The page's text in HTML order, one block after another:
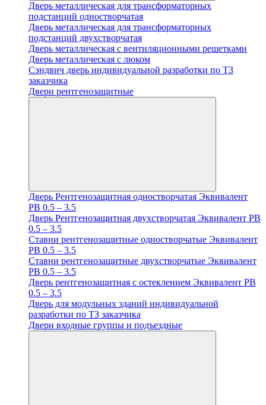
Дверь металлическая для трансформаторных
подстанций одностворчатая
Дверь металлическая для трансформаторных
подстанций двухстворчатая
Дверь металлическая с вентиляционными решетками
Дверь металлическая с люком
Cэндвич дверь индивидуальной разработки по ТЗ
заказчика
Двери рентгенозащитные
Дверь Рентгенозащитная одностворчатая Эквивалент
PB 0.5 – 3.5
Дверь Рентгенозащитная двухстворчатая Эквивалент PB
0.5 – 3.5
Ставни рентгенозащитные одностворчатые Эквивалент
PB 0.5 – 3.5
Ставни рентгенозащитные двухстворчатые Эквивалент
PB 0.5 – 3.5
Дверь рентгенозащитная с остеклением Эквивалент PB
0.5 – 3.5
Дверь для модульных зданий индивидуальной
разработки по ТЗ заказчика
Двери входные группы и подъездные